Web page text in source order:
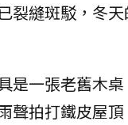
縫斑駁，冬
是一張老舊木
聲拍打鐵皮屋